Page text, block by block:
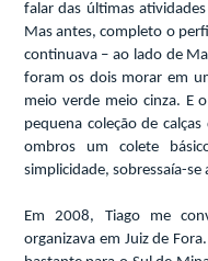
falar das últimas
Mas antes, completo o
continuava – ao lado de
foram os dois morar em
meio verde meio cinza. E
pequena coleção de
ombros um colete
simplicidade, sobressaía-se
Em 2008, Tiago me
organizava em Juiz de